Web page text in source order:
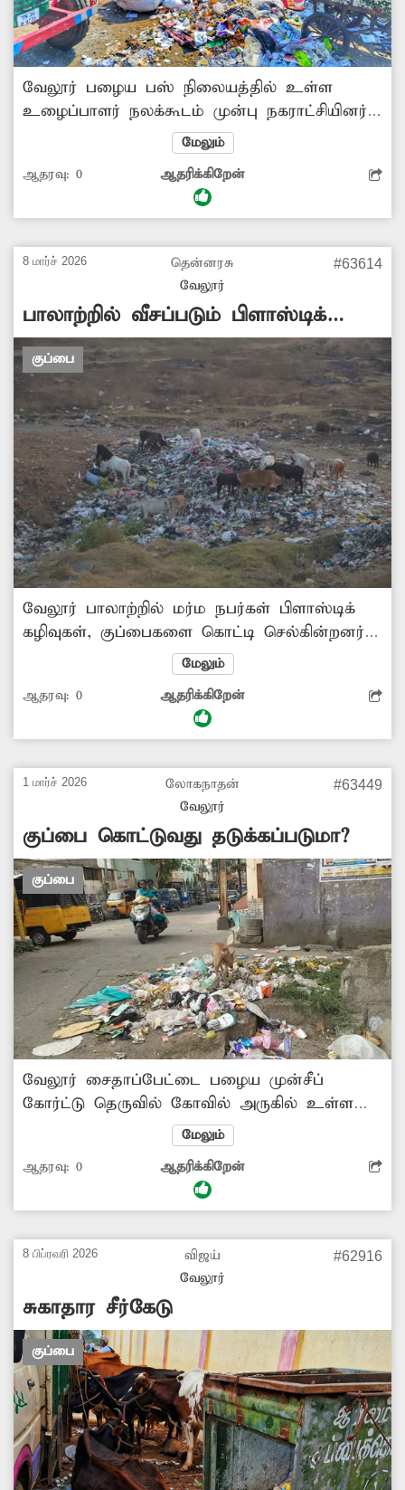
வேலூர் பழைய பஸ் நிலையத்தில் உள்ள
உழைப்பாளர் நலக்கூடம் முன்பு நகராட்சியினர்
சேகரித்த குப்பைகளை வாகனங்களிலும்
தரையிலும் குவித்து வைத்துள்ளனர். இதனால்
அங்கு துர்நாற்றம் வீசுகிறது. எனவே
சம்பந்தப்பட்ட துறை அதிகாரிகள் இதுகுறித்து
வேலூர்.
மேலும்
ஆதரவு: 0 ஆதரிக்கிறேன்
8 மார்ச் 2026
தென்னரசு
வேலூர்
#63614
பாலாற்றில் வீசப்படும் பிளாஸ்டிக்
கழிவுகள்
குப்பை
வேலூர் பாலாற்றில் மர்ம நபர்கள் பிளாஸ்டிக்
கழிவுகள், குப்பைகளை கொட்டி செல்கின்றனர்.
இதனால் அங்கு சுகாதாரச் சீர்கேடு ஏற்படுகிறது.
ஒரு சில நேரங்களில் பிளாஸ்டிக் கழிவுகளுக்கு
மர்மநபர்கள் தீ வைத்து செல்கின்றனர்.
இதனால், அப்பகுதியில் புகைமூட்டம் ஏற்பட்டு
சிரமமாக உள்ளது. எனவே பாலாற்றில்
குப்பைகளை கொட்டும் நபர்கள் மீது
சம்பந்தப்பட்ட துறை அதிகாரிகள் நடவடிக்கை
எடுக்க வேண்டும். -தென்னரசு, வேலூர்.
மேலும்
ஆதரவு: 0 ஆதரிக்கிறேன்
1 மார்ச் 2026
லோகநாதன்
வேலூர்
#63449
குப்பை கொட்டுவது தடுக்கப்படுமா?
குப்பை
வேலூர் சைதாப்பேட்டை பழைய முன்சீப்
கோர்ட்டு தெருவில் கோவில் அருகில் உள்ள
நான்கு தெருக்கள் சந்திப்பு பகுதியில்,
பொதுமக்கள் குப்பைகளை கொட்டி
வருகின்றனர். குப்பைகளை அகற்றிவிட்டு,
மேற்கொண்டு குப்பை கொட்டாமல் தடுக்க
எடுப்பார்களா? -லோகநாதன், வேலூர்.
மேலும்
ஆதரவு: 0 ஆதரிக்கிறேன்
8 பிப்ரவரி 2026
விஜய்
வேலூர்
#62916
சுகாதார சீர்கேடு
குப்பை